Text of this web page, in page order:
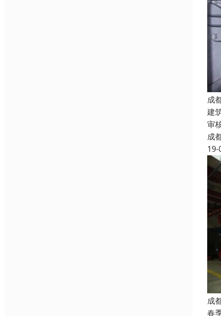
成
建
审
成
19-
成
春